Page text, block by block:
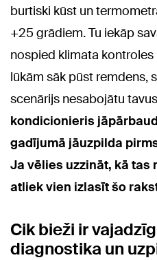
burtiski kūst un
+25 grādiem. Tu iekāp
nospied klimata
lūkām sāk pūst remdens,
scenārijs nesabojātu
kondicionieris
gadījumā jāuzpilda
Ja vēlies uzzināt, kā tas
atliek vien izlasīt šo
Cik bieži ir
diagnostika un